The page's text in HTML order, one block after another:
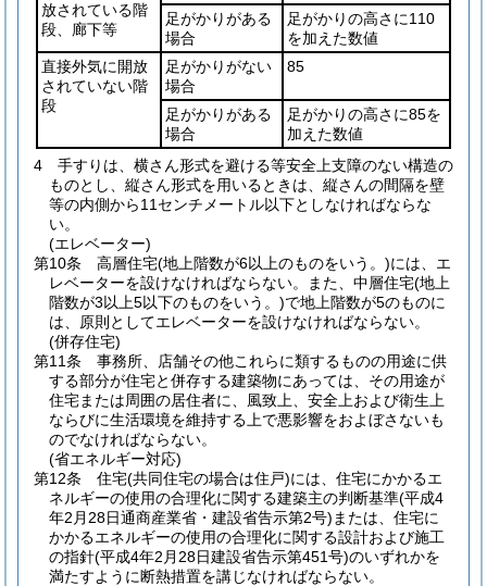
放されている階
段、廊下等
足がかりがある
場合
足がかりの高さに110
を加えた数値
直接外気に開放
されていない階
段
足がかりがない
場合
85
足がかりがある
場合
足がかりの高さに85を
加えた数値
4
手すりは、横さん形式を避ける等安全上支障のない構造の
ものとし、縦さん形式を用いるときは、縦さんの間隔を壁
等の内側から11センチメートル以下としなければならな
い。
(エレベーター)
第10条
高層住宅(地上階数が6以上のものをいう。)には、エ
レベーターを設けなければならない。
また、中層住宅(地上
階数が3以上5以下のものをいう。)で地上階数が5のものに
は、原則としてエレベーターを設けなければならない。
(併存住宅)
第11条
事務所、店舗その他これらに類するものの用途に供
する部分が住宅と併存する建築物にあっては、その用途が
住宅または周囲の居住者に、風致上、安全上および衛生上
ならびに生活環境を維持する上で悪影響をおよぼさないも
のでなければならない。
(省エネルギー対応)
第12条
住宅(共同住宅の場合は住戸)には、住宅にかかるエ
ネルギーの使用の合理化に関する建築主の判断基準(平成4
年2月28日通商産業省・建設省告示第2号) または、住宅に
かかるエネルギーの使用の合理化に関する設計および施工
の指針(平成4年2月28日建設省告示第451号)のいずれかを
満たすように断熱措置を講じなければならない。